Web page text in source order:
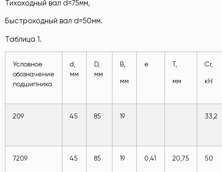
Тихоходный вал d=75мм,
Быстроходный вал d=50мм.
Таблица 1.
Условное
обозначение
подшипника
d,
мм
D,
мм
В,
мм
e T,
мм
Cr,
кН
209 45 85 19 33,2
7209 45 85 19 0,41 20,75 50